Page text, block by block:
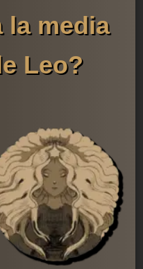
la media
Leo?